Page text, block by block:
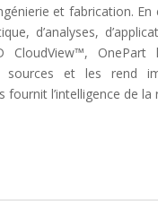
et fabrication.
d’analyses,
CloudView™,
sources et les rend
fournit l’intelligence de